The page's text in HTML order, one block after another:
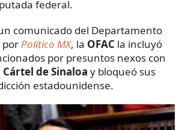
federal.
comunicado del Departamento
porPolítico MX, la OFAC la incluyó
por presuntos nexos con
Cártel de Sinaloa y bloqueó sus
estadounidense.